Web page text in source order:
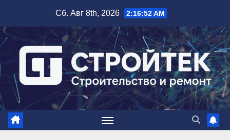
содержимому
Сб. Авг 8th, 2026 2:16:53 AM